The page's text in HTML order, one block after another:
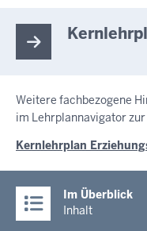
Weitere fachbezogene
im Lehrplannavigator
Kernlehrplan
Im Überblick
Inhalt